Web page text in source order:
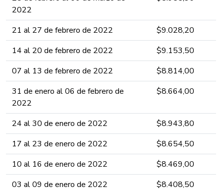
2022 ​​​​​​
21 al 27​ de febrero de 2022 ​​​​​​
​$9.028​,2​0​​
14 al 20​ de febrero de 2022 ​​​​​​
​$9.153​,50​​
07 al 13​ de febrero de 2022 ​​​​​​
​$8.814​,00​​
31 de enero al 06​ de febrero de
2022 ​​​​​​
​$8.664,00​​
24 al 30​ de enero de 2022 ​​​​​​
​$8.943,80​
17 al 23​ de enero de 2022 ​​​​​​
​$8.654,5​​​​​0​​​​
10 al 16​ de enero de 2022 ​​​​​​
​$8.469,0​​​0​​​​
03 al 09​ de enero de 2022 ​​​​​​
​$8.408,5​​0​​​​